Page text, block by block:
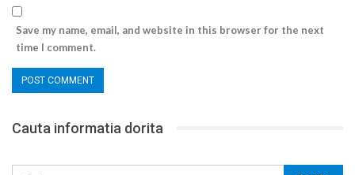
Save my name, email, and website in this browser for the next
time I comment.
Cauta informatia dorita